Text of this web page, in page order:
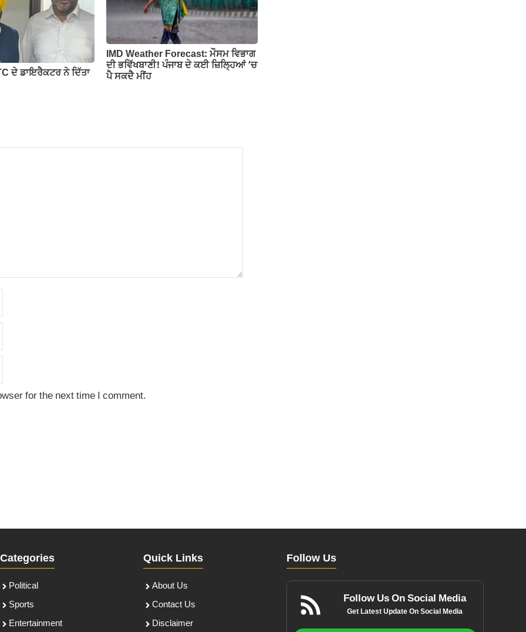
ਦੇ ਡਾਇਰੈਕਟਰ ਨੇ ਦਿੱਤਾ
IMD Weather Forecast: ਮੌਸਮ ਵਿਭਾਗ
ਦੀ ਭਵਿੱਖਬਾਣੀ! ਪੰਜਾਬ ਦੇ ਕਈ ਜ਼ਿਲ੍ਹਿਆਂ ‘ਚ
ਪੈ ਸਕਦੈ ਮੀਂਹ
for the next time I comment.
Categories
Political
Sports
Entertainment
Quick Links
About Us
Contact Us
Disclaimer
Follow Us
Follow Us On Social Media
Get Latest Update On Social Media